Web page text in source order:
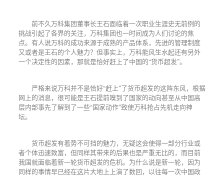
前不久万科集团董事长王石面临着一次职业生涯史无前例的
挑战引起了各界的关注，万科集团也一时间成为人们讨论的焦
点。有人说万科的成功来源于成熟的产品体系，先进的管理制度
又或者是王石的个人魅力？但事实上，万科能风生水起还有另外
一个决定性的因素，那就是恰好赶上了中国的“货币超发”。
严格来说万科并不是恰好“赶上”了货币超发的这阵东风，根据
网上的消息，很可能是王石提前嗅到了国家的动向甚至从中国高
层内部事先了解到了一些“国家动作”致使万科抢占先机走向神
坛。
货币超发有着势不可挡的魅力，无疑这会使得一部分行业或
者个体迅速致富，但同样其带来的后果也是严重无比的，而目前
我国就面临着新一轮货币超发的危机。为什么说是新一轮，因为
同样的事情早已经在这片大地上上演了数回，以往每一次中国政